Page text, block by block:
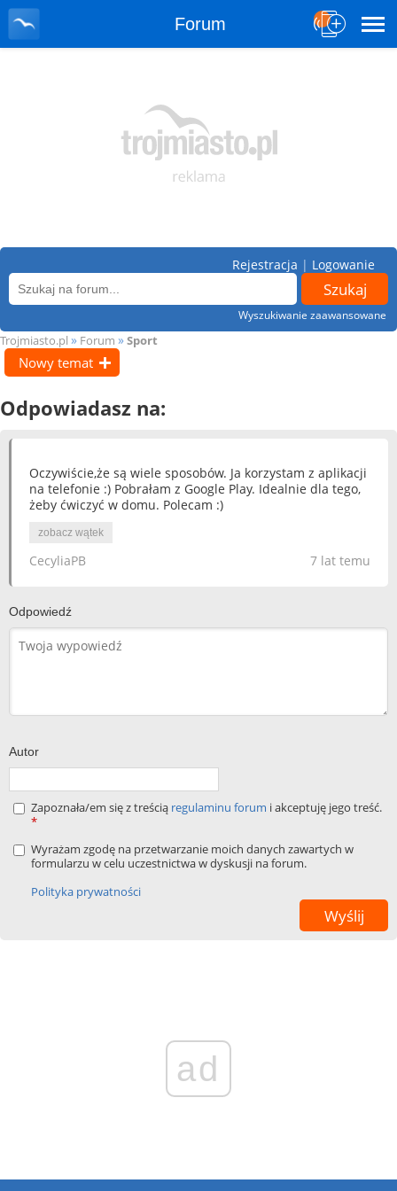
Forum
Wyszukiwanie zaawansowane
Rejestracja | Logowanie
Trojmiasto.pl » Forum » Sport
Nowy temat
Odpowiadasz na:
Oczywiście,że są wiele sposobów. Ja korzystam z aplikacji
na telefonie :) Pobrałam z Google Play. Idealnie dla tego,
żeby ćwiczyć w domu. Polecam :)
zobacz wątek
7 lat temu
CecyliaPB
Odpowiedź
Autor
Zapoznała/em się z treścią regulaminu forum i akceptuję jego treść.
*
Wyrażam zgodę na przetwarzanie moich danych zawartych w
formularzu w celu uczestnictwa w dyskusji na forum.
Polityka prywatności
ad